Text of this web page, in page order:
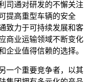
司通对研发的不懈关注
提高重型车辆的安全
致力于可持续发展和客
商业运输领域不断变化
企业值得信赖的选择。
一个重要竞争者，以其